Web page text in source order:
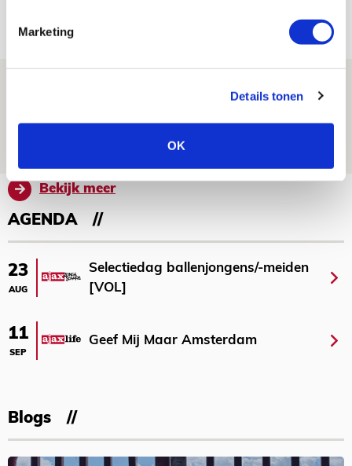
Marketing
Details tonen
OK
NIEUWS
Europees treffen met Shelbourne
Bekijk meer
AGENDA
23
AUG
Selectiedag ballenjongens/-meiden
[VOL]
11
SEP
Geef Mij Maar Amsterdam
Blogs